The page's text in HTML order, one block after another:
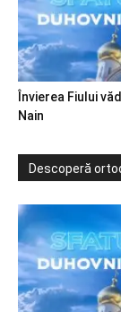
Învierea Fiului
Nain
Descoperă